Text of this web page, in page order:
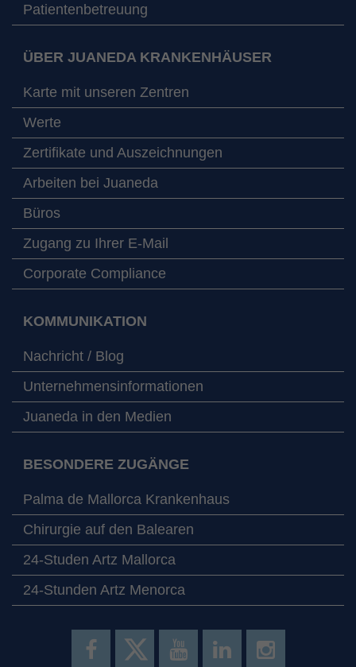
Patientenbetreuung
ÜBER JUANEDA KRANKENHÄUSER
Karte mit unseren Zentren
Werte
Zertifikate und Auszeichnungen
Arbeiten bei Juaneda
Büros
Zugang zu Ihrer E-Mail
Corporate Compliance
KOMMUNIKATION
Nachricht / Blog
Unternehmensinformationen
Juaneda in den Medien
BESONDERE ZUGÄNGE
Palma de Mallorca Krankenhaus
Chirurgie auf den Balearen
24-Studen Artz Mallorca
24-Stunden Artz Menorca